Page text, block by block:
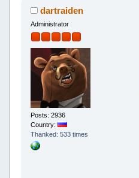
dartraiden
Administrator
Posts: 2936
Country:
Thanked: 533 times